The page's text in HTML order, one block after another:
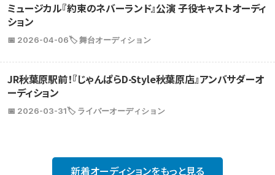
ミュージカル『約束のネバーランド』公演 子役キャストオーディ
ション
📅 2026-04-06🏷️ 舞台オーディション
JR秋葉原駅前！『じゃんぱらD-Style秋葉原店』アンバサダーオ
ーディション
📅 2026-03-31🏷️ ライバーオーディション
新着オーディションをもっと見る